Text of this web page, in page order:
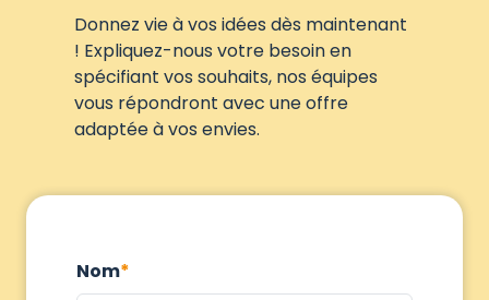
Donnez vie à vos idées dès maintenant
! Expliquez-nous votre besoin en
spécifiant vos souhaits, nos équipes
vous répondront avec une offre
adaptée à vos envies.
Nom